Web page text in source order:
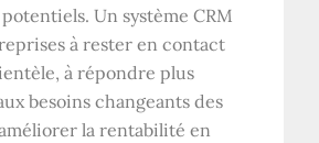
Un système CRM
à rester en contact
à répondre plus
besoins changeants des
la rentabilité en